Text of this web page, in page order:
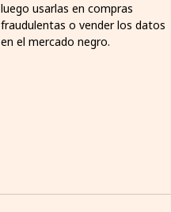
luego usarlas en compras
fraudulentas o vender los datos
en el mercado negro.